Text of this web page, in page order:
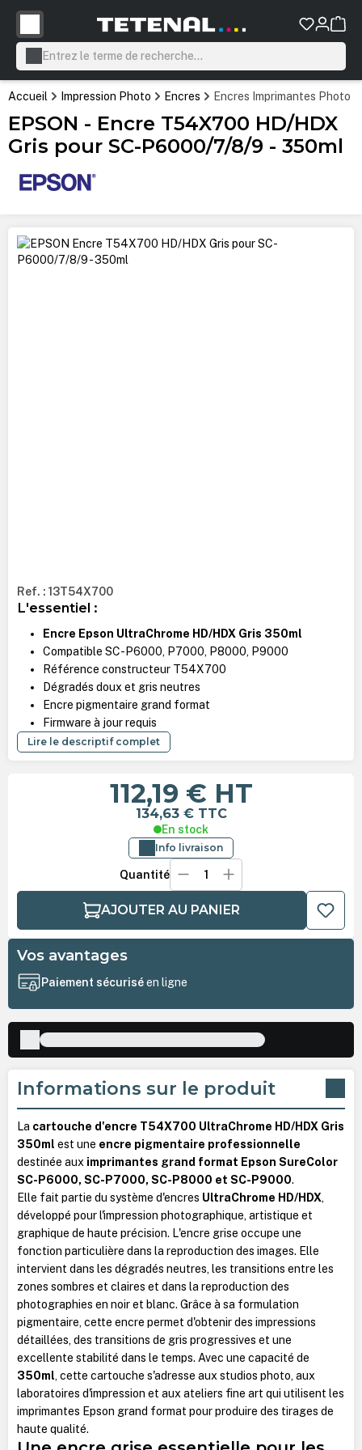
principal
Accueil Impression Photo Encres Encres Imprimantes Photo
EPSON - Encre T54X700 HD/HDX
Gris pour SC-P6000/7/8/9 - 350ml
Ignorer la galerie d'images
Ref. : 13T54X700
L'essentiel :
Encre Epson UltraChrome HD/HDX Gris 350ml
Compatible SC-P6000, P7000, P8000, P9000
Référence constructeur T54X700
Dégradés doux et gris neutres
Encre pigmentaire grand format
Firmware à jour requis
Lire le descriptif complet
112,19 € HT
134,63 € TTC
En stock
Info livraison
Quantité
AJOUTER AU PANIER
Vos avantages
Paiement sécuriséen ligne
Informations sur le produit
La cartouche d'encre T54X700 UltraChrome HD/HDX Gris
350ml est une encre pigmentaire professionnelle
destinée aux imprimantes grand format Epson SureColor
SC-P6000, SC-P7000, SC-P8000 et SC-P9000.
Elle fait partie du système d'encres UltraChrome HD/HDX,
développé pour l'impression photographique, artistique et
graphique de haute précision. L'encre grise occupe une
fonction particulière dans la reproduction des images. Elle
intervient dans les dégradés neutres, les transitions entre les
zones sombres et claires et dans la reproduction des
photographies en noir et blanc. Grâce à sa formulation
pigmentaire, cette encre permet d'obtenir des impressions
détaillées, des transitions de gris progressives et une
excellente stabilité dans le temps. Avec une capacité de
350ml, cette cartouche s'adresse aux studios photo, aux
laboratoires d'impression et aux ateliers fine art qui utilisent les
imprimantes Epson grand format pour produire des tirages de
haute qualité.